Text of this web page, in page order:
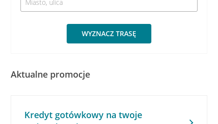
WYZNACZ TRASĘ
Aktualne promocje
Kredyt gotówkowy na twoje